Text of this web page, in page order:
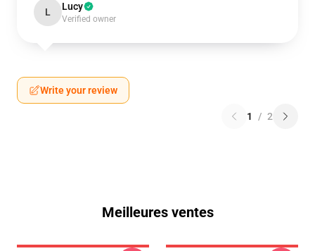
L Lucy
Verified owner
Write your review
1 / 2
Meilleures ventes